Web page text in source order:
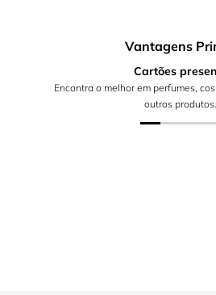
Vantagens
Cartões
Encontra o melhor em perfumes,
outros produtos.